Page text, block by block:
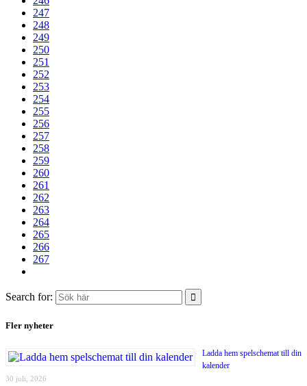
247
248
249
250
251
252
253
254
255
256
257
258
259
260
261
262
263
264
265
266
267
Search for:
Fler nyheter
Ladda hem spelschemat till din
kalender
30 juli, 2026